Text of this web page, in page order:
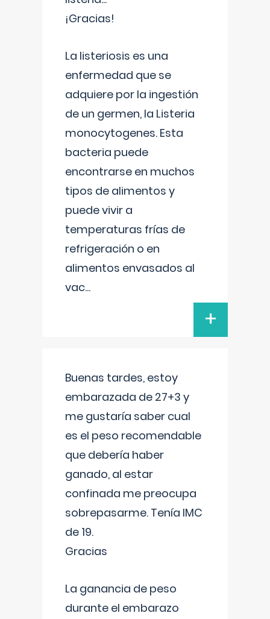
¡Gracias!
La listeriosis es una
enfermedad que se
adquiere por la ingestión
de un germen, la Listeria
monocytogenes. Esta
bacteria puede
encontrarse en muchos
tipos de alimentos y
puede vivir a
temperaturas frías de
refrigeración o en
alimentos envasados al
vac...
+
Buenas tardes, estoy
embarazada de 27+3 y
me gustaría saber cual
es el peso recomendable
que debería haber
ganado, al estar
confinada me preocupa
sobrepasarme. Tenía IMC
de 19.
Gracias
La ganancia de peso
durante el embarazo